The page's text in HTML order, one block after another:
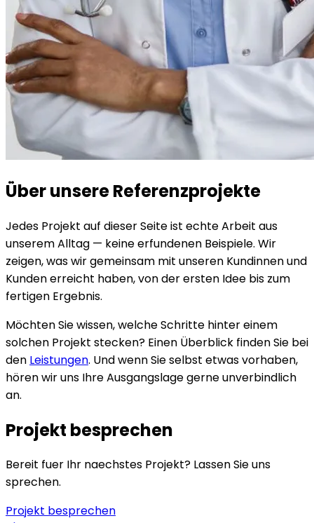
Über unsere Referenzprojekte
Jedes Projekt auf dieser Seite ist echte Arbeit aus
unserem Alltag — keine erfundenen Beispiele. Wir
zeigen, was wir gemeinsam mit unseren Kundinnen und
Kunden erreicht haben, von der ersten Idee bis zum
fertigen Ergebnis.
Möchten Sie wissen, welche Schritte hinter einem
solchen Projekt stecken? Einen Überblick finden Sie bei
den Leistungen. Und wenn Sie selbst etwas vorhaben,
hören wir uns Ihre Ausgangslage gerne unverbindlich
an.
Projekt besprechen
Bereit fuer Ihr naechstes Projekt? Lassen Sie uns
sprechen.
Projekt besprechen